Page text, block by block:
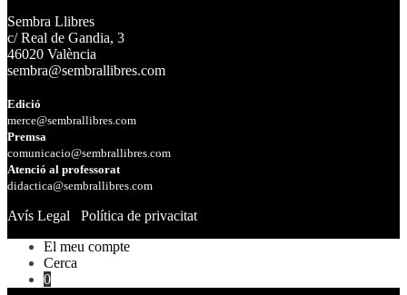
Sembra Llibres
c/ Real de Gandia, 3
46020 València
sembra@sembrallibres.com
Edició
merce@sembrallibres.com
Premsa
comunicacio@sembrallibres.com
Atenció al professorat
didactica@sembrallibres.com
Avís Legal
Política de privacitat
El meu compte
Cerca
0